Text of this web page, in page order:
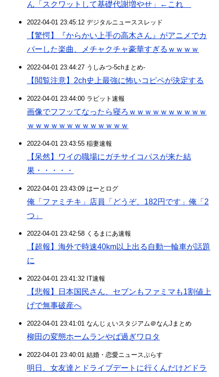
ん「スクワットして基礎代謝増やせ」←これ
2022-04-01 23:45:12 デジタルニューススレッド
【驚愕】『からかい上手の高木さん』がアニメでカ
バーした楽曲、メチャクチャ豪華すぎるｗｗｗｗ
2022-04-01 23:44:27 うしみつ-5chまとめ-
【閲覧注意】2ch史上最強に怖いコピペが決定する
2022-04-01 23:44:00 ラビット速報
画像でフフッてなったら寝ろｗｗｗｗｗｗｗｗｗｗ
ｗｗｗｗｗｗｗｗｗｗｗｗｗ
2022-04-01 23:43:55 稲妻速報
【呆然】ワイの職場にガチサイコパスが来た結
果・・・・・
2022-04-01 23:43:09 はーとログ
俺「ファミチキ」店員「どうぞ、182円です」俺「2
つ」
2022-04-01 23:42:58 くるまにあ速報
【超報】海外で時速40km以上出る自動一輪車が話題
に
2022-04-01 23:41:32 IT速報
【悲報】日本国民さん、セブンもファミマも1割値上
げで無事破産へ
2022-04-01 23:41:01 なんじぇいスタジアム＠なんJまとめ
柳田の変態ホームランやば過ぎワロタ
2022-04-01 23:40:01 結婚・恋愛ニュースぷらす
明日、女友達とドライブデートに行くんだけどドラ